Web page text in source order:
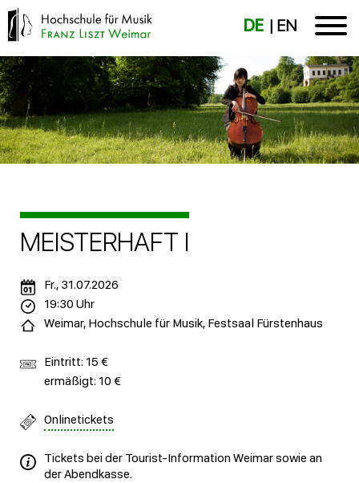
DE EN
MEISTERHAFT I
Fr., 31.07.2026
19:30 Uhr
Weimar, Hochschule für Musik, Festsaal Fürstenhaus
Eintritt: 15 €
ermäßigt: 10 €
Onlinetickets
Tickets bei der Tourist-Information Weimar sowie an
der Abendkasse.